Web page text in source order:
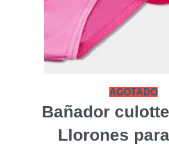
AGOTADO
Bañador
Llorones